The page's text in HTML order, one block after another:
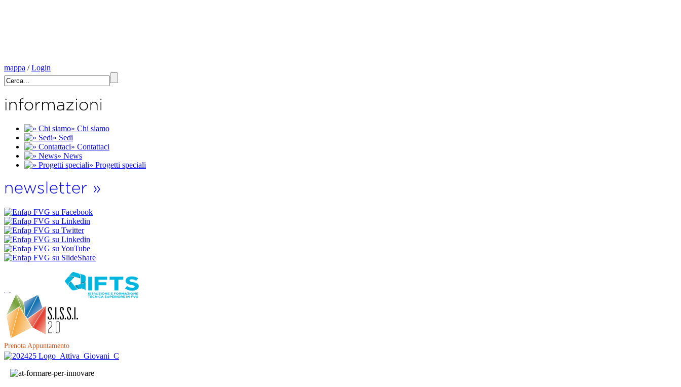
mappa /Login
» Chi siamo
» Sedi
» Contattaci
» News
» Progetti speciali
Prenota Appuntamento